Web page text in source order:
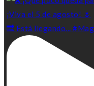
🔜 Está llegando...